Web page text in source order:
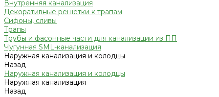
Внутренняя канализация
Декоративные решетки к трапам
Сифоны, сливы
Трапы
Трубы и фасонные части для канализации из ПП
Чугунная SML-канализация
Наружная канализация и колодцы
Назад
Наружная канализация и колодцы
Наружная канализация
Назад